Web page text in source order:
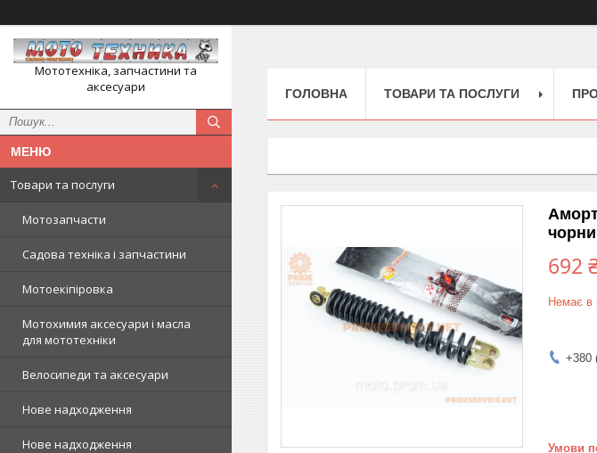
Мототехніка, запчастини та
аксесуари
Товари та послуги
Мотозапчасти
Садова техніка і запчастини
Мотоекіпіровка
Мотохимия аксесуари і масла
для мототехніки
Велосипеди та аксесуари
Нове надходження
Нове надходження
ГОЛОВНА ТОВАРИ ТА ПОСЛУГИ
692
Немає в
+380